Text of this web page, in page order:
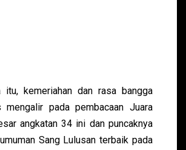
itu, kemeriahan dan rasa bangga
mengalir pada pembacaan Juara
angkatan 34 ini dan puncaknya
Sang Lulusan terbaik pada